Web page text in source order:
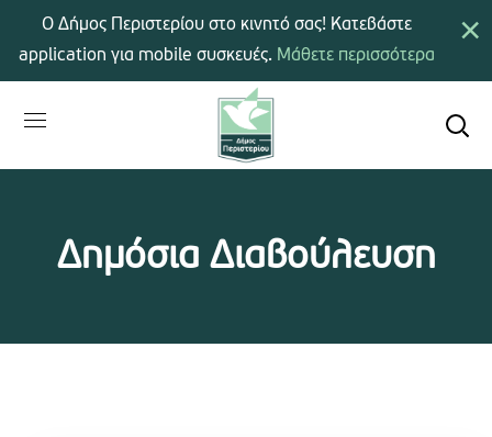
Δημόσια Διαβούλευση
×
Ο Δήμος Περιστερίου στο κινητό σας! Κατεβάστε
application για mobile συσκευές. Μάθετε περισσότερα